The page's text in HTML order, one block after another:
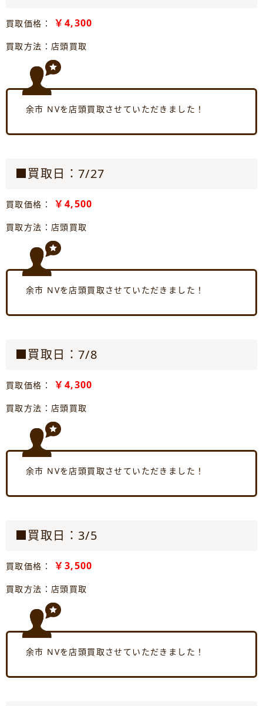
買取価格： ￥4,300
買取方法：店頭買取
余市 NVを店頭買取させていただきました！
■買取日：7/27
買取価格： ￥4,500
買取方法：店頭買取
余市 NVを店頭買取させていただきました！
■買取日：7/8
買取価格： ￥4,300
買取方法：店頭買取
余市 NVを店頭買取させていただきました！
■買取日：3/5
買取価格： ￥3,500
買取方法：店頭買取
余市 NVを店頭買取させていただきました！